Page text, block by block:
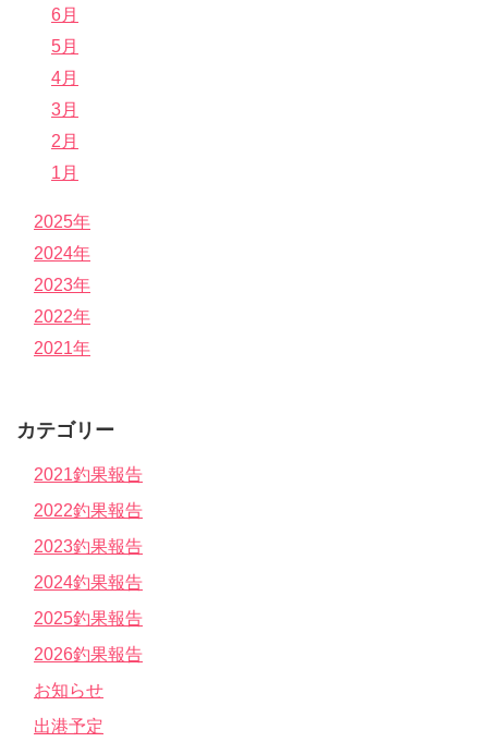
6月
5月
4月
3月
2月
1月
2025年
2024年
2023年
2022年
2021年
カテゴリー
2021釣果報告
2022釣果報告
2023釣果報告
2024釣果報告
2025釣果報告
2026釣果報告
お知らせ
出港予定